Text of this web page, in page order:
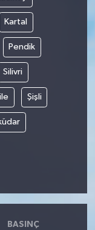
Kartal
Pendik
Silivri
Şişli
BASINÇ